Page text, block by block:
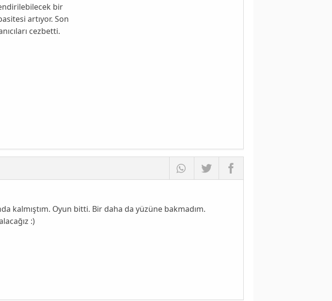
bir
artıyor. Son
cezbetti.
kalmıştım. Oyun bitti. Bir daha da yüzüne bakmadım.
:)